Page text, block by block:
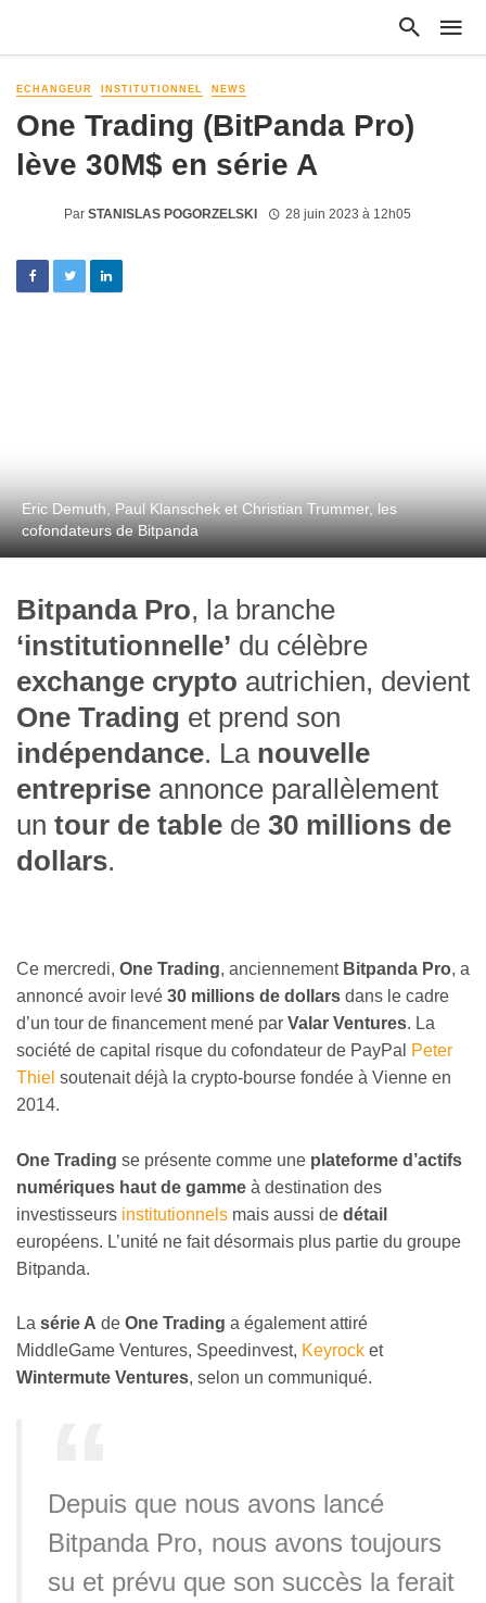
ECHANGEUR INSTITUTIONNEL NEWS
One Trading (BitPanda Pro)
lève 30M$ en série A
Par STANISLAS POGORZELSKI 28 juin 2023 à 12h05
Eric Demuth, Paul Klanschek et Christian Trummer, les
cofondateurs de Bitpanda
Bitpanda Pro, la branche
‘institutionnelle’ du célèbre
exchange crypto autrichien, devient
One Trading et prend son
indépendance. La nouvelle
entreprise annonce parallèlement
un tour de table de 30 millions de
dollars.
Ce mercredi, One Trading, anciennement Bitpanda Pro, a
annoncé avoir levé 30 millions de dollars dans le cadre
d’un tour de financement mené par Valar Ventures. La
société de capital risque du cofondateur de PayPal
Peter
Thiel soutenait déjà la crypto-bourse fondée à Vienne en
2014.
One Trading se présente comme une plateforme d’actifs
numériques haut de gamme à destination des
investisseurs institutionnels mais aussi de détail
européens. L’unité ne fait désormais plus partie du groupe
Bitpanda.
La série A de One Trading a également attiré
MiddleGame Ventures, Speedinvest, Keyrock et
Wintermute Ventures, selon un communiqué.
Depuis que nous avons lancé
Bitpanda Pro, nous avons toujours
su et prévu que son succès la ferait